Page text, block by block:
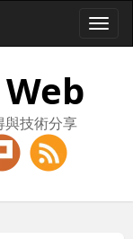
與技術分享